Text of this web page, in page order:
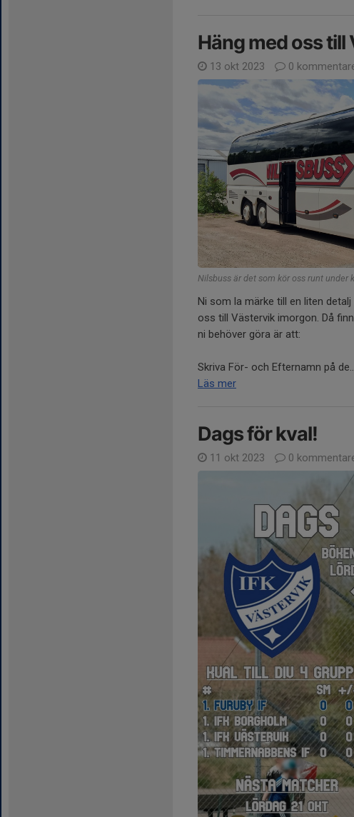
Häng med oss till
13 okt 2023 0
Nilsbuss är det som kör oss runt under
Ni som la märke till en liten
oss till Västervik imorgon. Då
ni behöver göra är att:
Skriva För- och Efternamn på de...
Läs mer
Dags för kval!
11 okt 2023 0